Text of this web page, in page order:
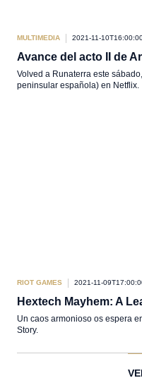
MULTIMEDIA 2021-11-
Avance del acto II de
Volved a Runaterra este
peninsular española) en Netflix.
RIOT GAMES 2021-11-
Hextech Mayhem: A
Un caos armonioso os espera
Story.